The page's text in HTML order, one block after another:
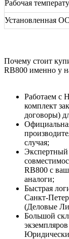
Рабочая
Установленная
Почему стоит
RB800 именно у
Работаем с
комплект
договоры)
случая;
RB800 с
аналоги;
Быстрая
Санкт-
(Деловые
Большой